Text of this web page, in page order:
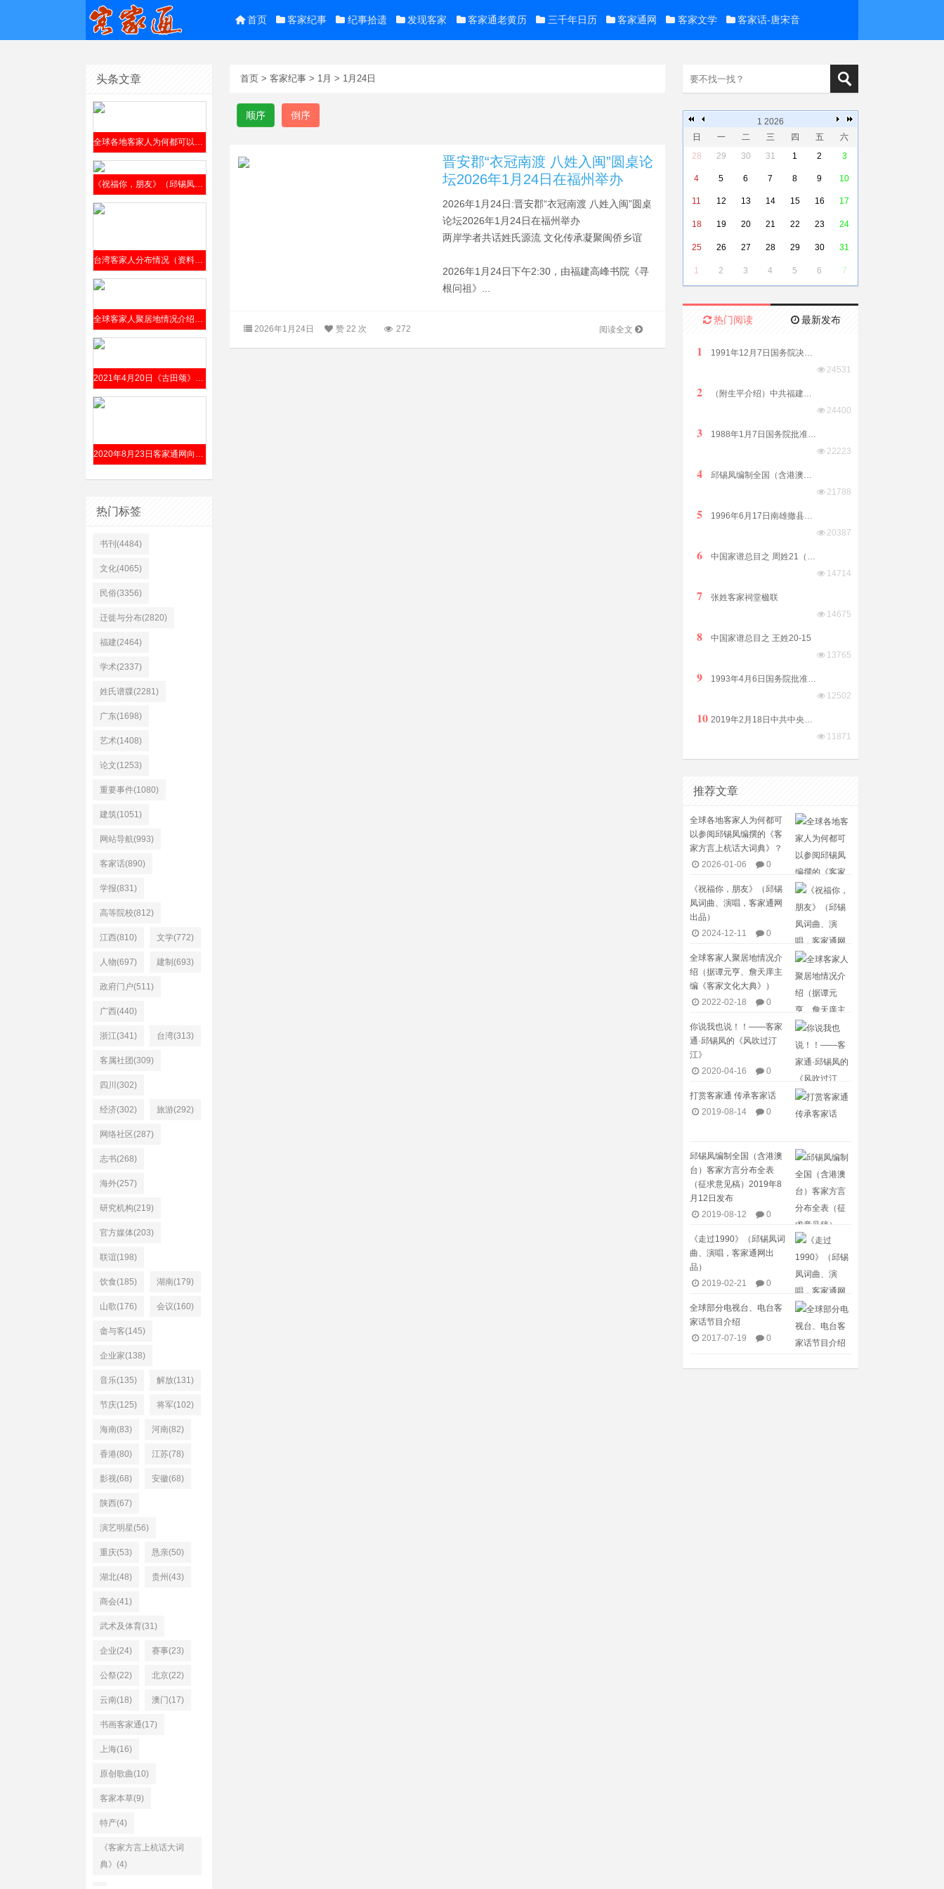
首页 客家纪事 纪事拾遗 发现客家 客家通老黄历 三千年日历 客家通网 客家文学 客家话-唐宋音
头条文章
全球各地客家人为何都可以参阅邱锡凤编撰的《客家方言上杭话大词典》？
《祝福你，朋友》（邱锡凤词曲、演唱，客家通网出品）
台湾客家人分布情况（资料来源2012年7月台湾铭传大学汤涵如硕士学位论文《客委会客家广告形象之研究》）
全球客家人聚居地情况介绍（据谭元亨、詹天庠主编《客家文化大典》）
2021年4月20日《古田颂》（何英词 李式耀曲）交响组歌唱响国家大剧院
2020年8月23日客家通网向全球发布“客家话口音传承人”招贤启事（附口音上传方法）
热门标签
书刊(4484)
文化(4065)
民俗(3356)
迁徙与分布(2820)
福建(2464)
学术(2337)
姓氏谱牒(2281)
广东(1698)
艺术(1408)
论文(1253)
重要事件(1080)
建筑(1051)
网站导航(993)
客家话(890)
学报(831)
高等院校(812)
江西(810) 文学(772)
人物(697) 建制(693)
政府门户(511)
广西(440)
浙江(341) 台湾(313)
客属社团(309)
四川(302)
经济(302) 旅游(292)
网络社区(287)
志书(268)
海外(257)
研究机构(219)
官方媒体(203)
联谊(198)
饮食(185) 湖南(179)
山歌(176) 会议(160)
畲与客(145)
企业家(138)
音乐(135) 解放(131)
节庆(125) 将军(102)
海南(83) 河南(82)
香港(80) 江苏(78)
影视(68) 安徽(68)
陕西(67)
演艺明星(56)
重庆(53) 恳亲(50)
湖北(48) 贵州(43)
商会(41)
武术及体育(31)
企业(24) 赛事(23)
公祭(22) 北京(22)
云南(18) 澳门(17)
书画客家通(17)
上海(16)
原创歌曲(10)
客家本草(9)
特产(4)
《客家方言上杭话大词
典》(4)
首页 > 客家纪事 > 1月 > 1月24日
顺序 倒序
晋安郡“衣冠南渡 八姓入闽”圆桌论
坛2026年1月24日在福州举办
2026年1月24日:晋安郡“衣冠南渡 八姓入闽”圆桌
论坛2026年1月24日在福州举办
两岸学者共话姓氏源流 文化传承凝聚闽侨乡谊
2026年1月24日下午2:30，由福建高峰书院《寻
根问祖》...
阅读全文
2026年1月24日 赞 22 次 272
1 2026
日
一 二 三 四 五
六
28
29 30 31 1 2 3
4 5 6 7 8 9 10
11 12 13 14 15 16 17
18 19 20 21 22 23 24
25 26 27 28 29 30 31
1 2 3 4 5 6 7
热门阅读 最新发布
1
1991年12月7日国务院决定原汕头市饶平县划归潮州市管辖
24531
2
（附生平介绍）中共福建省委原副书记、福建省政协原副主席林开钦同志2022年8月15日在福州逝世享年89岁
24400
3
1988年1月7日国务院批准析江门市阳江、阳春两县置阳江地级市
22223
4
邱锡凤编制全国（含港澳台）客家方言分布全表（征求意见稿）2019年8月12日发布
21788
5
1996年6月17日南雄撤县改市隶属广东省由韶关市代管
20387
6
中国家谱总目之 周姓21（江西）
14714
7
张姓客家祠堂楹联
14675
8
中国家谱总目之 王姓20-15
13765
9
1993年4月6日国务院批准普宁撤县设市（县级）由揭阳市代管
12502
10 2019年2月18日中共中央国务院印发《粤港澳大湾区发展规划纲要》
11871
推荐文章
全球各地客家人为何都可
以参阅邱锡凤编撰的《客
家方言上杭话大词典》？
2026-01-06
0
《祝福你，朋友》（邱锡
凤词曲、演唱，客家通网
出品）
2024-12-11
0
全球客家人聚居地情况介
绍（据谭元亨、詹天庠主
编《客家文化大典》）
2022-02-18
0
你说我也说！！——客家
通·邱锡凤的《风吹过汀
江》
2020-04-16
0
打赏客家通 传承客家话
2019-08-14
0
邱锡凤编制全国（含港澳
台）客家方言分布全表
（征求意见稿）2019年8
月12日发布
2019-08-12
0
《走过1990》（邱锡凤词
曲、演唱，客家通网出
品）
2019-02-21
0
全球部分电视台、电台客
家话节目介绍​
2017-07-19
0